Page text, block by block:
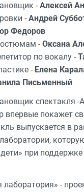
- Алексей
- Андрей
Федоров
- Оксана
по вокалу -
- Елена
Письменный
спектакля -
впервые покажет
выпускается в
при
лаборатория» -